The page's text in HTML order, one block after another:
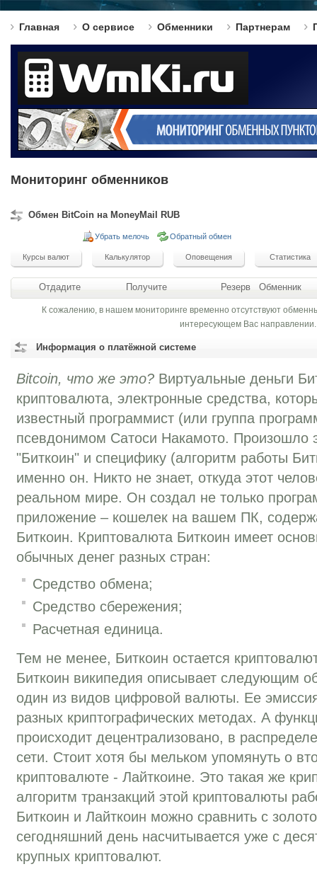
Главная О сервисе Обменники Партнерам
Мониторинг обменников
Обмен BitCoin на MoneyMail RUB
Убрать мелочь Обратный обмен
Отдадите Получите Резерв Обменник
К сожалению, в нашем мониторинге временно отсутствуют
интересующем Вас направлении.
Информация о платёжной системе
Bitcoin, что же это? Виртуальные деньги
криптовалюта, электронные средства,
известный программист (или группа
псевдонимом Сатоcи Накамото. Произошло
"Биткоин" и специфику (алгоритм работы
именно он. Никто не знает, откуда этот
реальном мире. Он создал не только
приложение – кошелек на вашем ПК,
Биткоин. Криптовалюта Биткоин имеет
обычных денег разных стран:
Средство обмена;
Средство сбережения;
Расчетная единица.
Тем не менее, Биткоин остается
Биткоин википедия описывает следующим
один из видов цифровой валюты. Ее
разных криптографических методах. А
происходит децентрализовано, в
сети. Стоит хотя бы мельком упомянуть о
криптовалюте - Лайткоине. Это такая же
алгоритм транзакций этой криптовалюты
Биткоин и Лайткоин можно сравнить с
сегодняшний день насчитывается уже с
крупных криптовалют.